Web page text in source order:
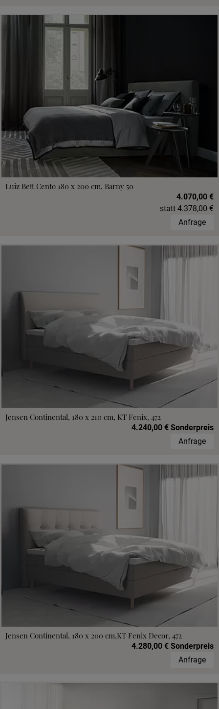
Luiz Bett Cento 180 x 200 cm, Barny 50
4.070,00 €
statt 4.378,00 €
Anfrage
Jensen Continental, 180 x 210 cm, KT Fenix, 472
4.240,00 € Sonderpreis
Anfrage
Jensen Continental, 180 x 200 cm,KT Fenix Decor, 472
4.280,00 € Sonderpreis
Anfrage